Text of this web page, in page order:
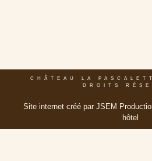
CHÂTEAU LA
DROITS
Site internet créé par JSEM
hôtel